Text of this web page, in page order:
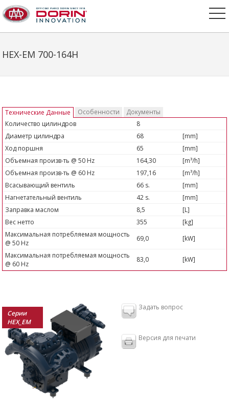
HEX-EM 700-164H
Технические Данные Особенности
Документы
Количество цилиндров
8
Диаметр цилиндра
68
[mm]
Ход поршня
65
[mm]
Объемная произв-ть @ 50 Hz
164,30
[m³/h]
Объемная произв-ть @ 60 Hz
197,16
[m³/h]
Всасывающий вентиль
66 s.
[mm]
Нагнетательный вентиль
42 s.
[mm]
Заправка маслом
8,5
[L]
Вес нетто
355
[kg]
Максимальная потребляемая мощность
@ 50 Hz
69,0
[kW]
Максимальная потребляемая мощность
@ 60 Hz
83,0 [kW]
Серии
HEX_EM
Задать вопрос
Версия для печати